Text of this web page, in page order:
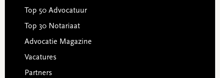
Top 50 Advocatuur
Top 30 Notariaat
Advocatie Magazine
Vacatures
Partners